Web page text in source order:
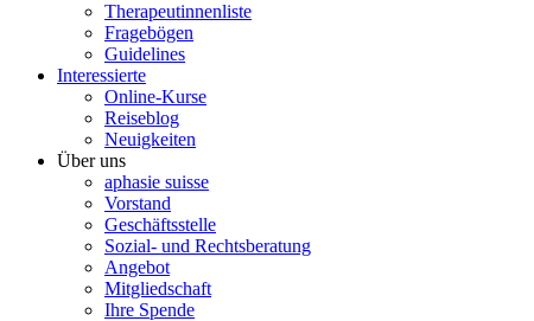
Therapeutinnenliste
Fragebögen
Guidelines
Interessierte
Online-Kurse
Reiseblog
Neuigkeiten
Über uns
aphasie suisse
Vorstand
Geschäftsstelle
Sozial- und Rechtsberatung
Angebot
Mitgliedschaft
Ihre Spende